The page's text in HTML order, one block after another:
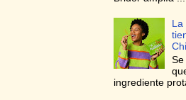
La
Se
ingrediente